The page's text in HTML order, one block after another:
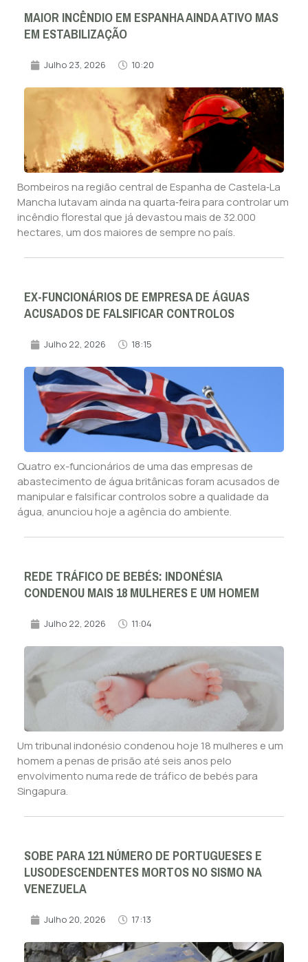
MAIOR INCÊNDIO EM ESPANHA AINDA ATIVO MAS
EM ESTABILIZAÇÃO
Julho 23, 2026 10:20
Bombeiros na região central de Espanha de Castela‑La
Mancha lutavam ainda na quarta‑feira para controlar um
incêndio florestal que já devastou mais de 32.000
hectares, um dos maiores de sempre no país.
EX-FUNCIONÁRIOS DE EMPRESA DE ÁGUAS
ACUSADOS DE FALSIFICAR CONTROLOS
Julho 22, 2026 18:15
Quatro ex-funcionários de uma das empresas de
abastecimento de água britânicas foram acusados de
manipular e falsificar controlos sobre a qualidade da
água, anunciou hoje a agência do ambiente.
REDE TRÁFICO DE BEBÉS: INDONÉSIA
CONDENOU MAIS 18 MULHERES E UM HOMEM
Julho 22, 2026 11:04
Um tribunal indonésio condenou hoje 18 mulheres e um
homem a penas de prisão até seis anos pelo
envolvimento numa rede de tráfico de bebés para
Singapura.
SOBE PARA 121 NÚMERO DE PORTUGUESES E
LUSODESCENDENTES MORTOS NO SISMO NA
VENEZUELA
Julho 20, 2026 17:13